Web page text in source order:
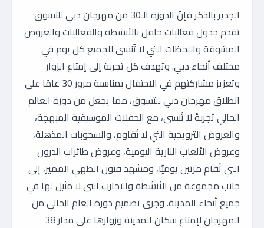
الجدير بالذكر فإنّ الدورة الـ30 من مهرجان دبي للتسوق
تقدم جدول فعاليات حافل بالأنشطة والفعاليات والعروض
المشوقة واللحظات التي لا تُنسى للجميع كل يوم في
مختلف أنحاء دبي. وتهدف كل تجربة إلى إمتاع الزوار
وتعزيز مشاركتهم في الاحتفال بمناسبة مرور 30 عامًا على
انطلاق مهرجان دبي للتسوق، مما يجعل من دورة العالم
الحالي تجربةً لا تُنسى، مع الحفلات الموسيقية المبهجة،
والعروض الترويجية التي لا تُقاوم، والسحوبات المذهلة،
وعروض الألعاب النارية اليومية، وعروض طائرات الدرون
التي تُقام مرتين يوميًّا، ومشهد فنون الطهي المميز، إلى
جانب مجموعة من الأنشطة والتجارب التي لا مثيل لها في
جميع أنحاء المدينة. وجرى تصميم دورة العام الحالي من
المهرجان لإمتاع سكان المدينة وزوارها على مدار 38